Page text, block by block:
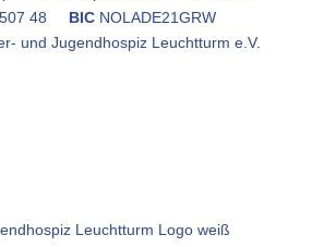
48 BICNOLADE21GRW
und Jugendhospiz Leuchtturm e.V.